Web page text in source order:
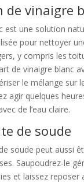
de vinaigre
est une solution
pour nettoyer
y compris les
de vinaigre blanc
le mélange sur
agir quelques
de l’eau claire.
de soude
soude peut aussi
Saupoudrez-le
et laissez reposer